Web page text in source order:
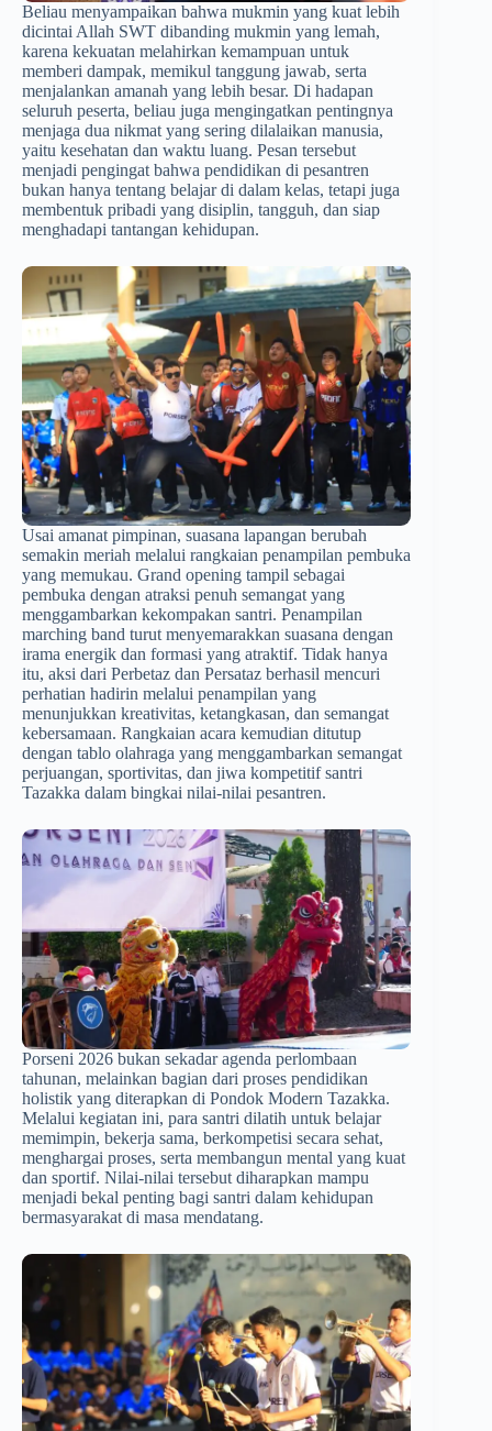
Beliau menyampaikan bahwa mukmin yang kuat lebih
dicintai Allah SWT dibanding mukmin yang lemah,
karena kekuatan melahirkan kemampuan untuk
memberi dampak, memikul tanggung jawab, serta
menjalankan amanah yang lebih besar. Di hadapan
seluruh peserta, beliau juga mengingatkan pentingnya
menjaga dua nikmat yang sering dilalaikan manusia,
yaitu kesehatan dan waktu luang. Pesan tersebut
menjadi pengingat bahwa pendidikan di pesantren
bukan hanya tentang belajar di dalam kelas, tetapi juga
membentuk pribadi yang disiplin, tangguh, dan siap
menghadapi tantangan kehidupan.
Usai amanat pimpinan, suasana lapangan berubah
semakin meriah melalui rangkaian penampilan pembuka
yang memukau. Grand opening tampil sebagai
pembuka dengan atraksi penuh semangat yang
menggambarkan kekompakan santri. Penampilan
marching band turut menyemarakkan suasana dengan
irama energik dan formasi yang atraktif. Tidak hanya
itu, aksi dari Perbetaz dan Persataz berhasil mencuri
perhatian hadirin melalui penampilan yang
menunjukkan kreativitas, ketangkasan, dan semangat
kebersamaan. Rangkaian acara kemudian ditutup
dengan tablo olahraga yang menggambarkan semangat
perjuangan, sportivitas, dan jiwa kompetitif santri
Tazakka dalam bingkai nilai-nilai pesantren.
Porseni 2026 bukan sekadar agenda perlombaan
tahunan, melainkan bagian dari proses pendidikan
holistik yang diterapkan di Pondok Modern Tazakka.
Melalui kegiatan ini, para santri dilatih untuk belajar
memimpin, bekerja sama, berkompetisi secara sehat,
menghargai proses, serta membangun mental yang kuat
dan sportif. Nilai-nilai tersebut diharapkan mampu
menjadi bekal penting bagi santri dalam kehidupan
bermasyarakat di masa mendatang.